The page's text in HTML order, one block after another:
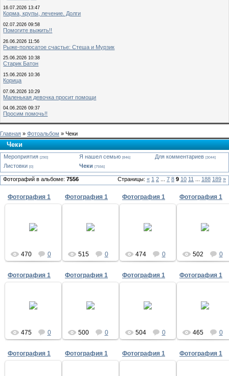
16.07.2026 13:47
Корма, крупы, лечение. Долги
02.07.2026 09:58
Помогите выжить!!
26.06.2026 11:56
Рыже-полосатое счастье: Стеша и Мурзик
25.06.2026 10:38
Старик Батон
15.06.2026 10:36
Корица
07.06.2026 10:29
Маленькая девочка просит помощи
04.06.2026 09:37
Просим помочь!!
Главная » Фотоальбом » Чеки
Чеки
Мероприятия [290] Я нашел семью [846] Для комментариев [3044]
Листовки [0] Чеки [7556]
Фотографий в альбоме: 7556 Страницы: « 1 2 7 8 9 10 11 188 189 »
Фотография 1
12.05.2020
470 0
Фотография 1
12.05.2020
515 0
Фотография 1
12.05.2020
474 0
Фотография 1
12.05.2020
502 0
Фотография 1
12.05.2020
475 0
Фотография 1
12.05.2020
500 0
Фотография 1
12.05.2020
504 0
Фотография 1
12.05.2020
465 0
Фотография 1 Фотография 1 Фотография 1 Фотография 1